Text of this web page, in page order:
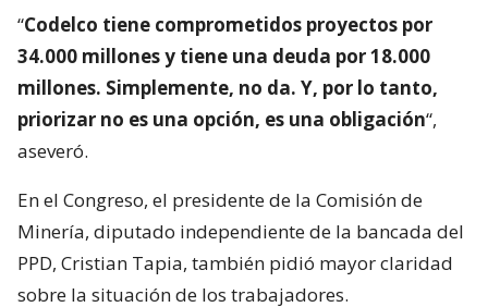
“Codelco tiene comprometidos proyectos por
34.000 millones y tiene una deuda por 18.000
millones. Simplemente, no da. Y, por lo tanto,
priorizar no es una opción, es una obligación“,
aseveró.
En el Congreso, el presidente de la Comisión de
Minería, diputado independiente de la bancada del
PPD, Cristian Tapia, también pidió mayor claridad
sobre la situación de los trabajadores.